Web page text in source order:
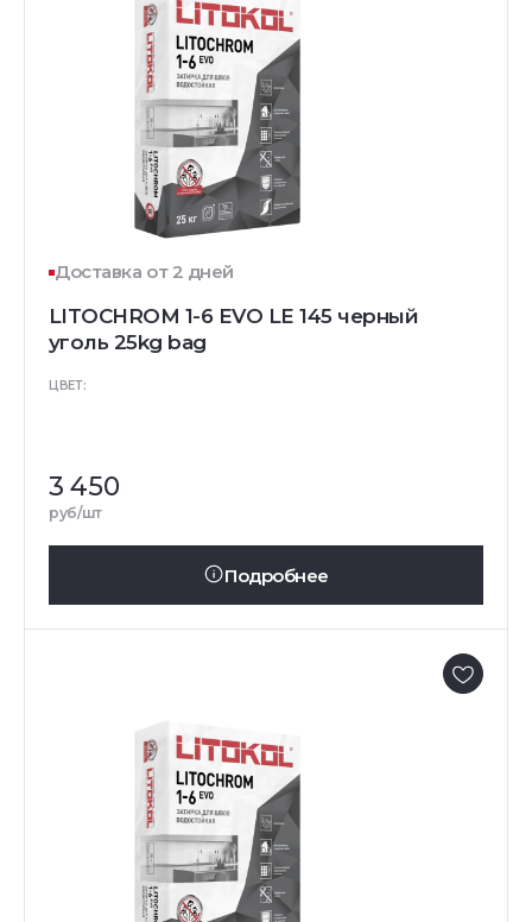
Доставка от 2 дней
LITOCHROM 1-6 EVO LE 145 черный
уголь 25kg bag
ЦВЕТ:
3 450
руб/шт
Подробнее